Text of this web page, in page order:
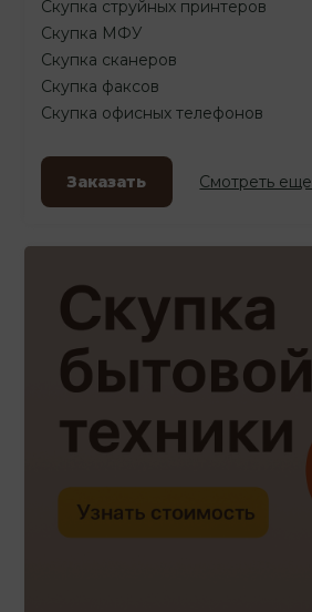
Скупка струйных принтеров
Скупка МФУ
Скупка сканеров
Скупка факсов
Скупка офисных телефонов
Заказать Смотреть еще